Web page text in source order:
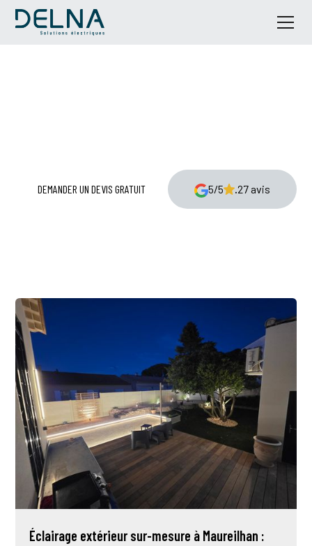
DEMANDER UN DEVIS GRATUIT 5/5 .27 avis
Éclairage extérieur sur-mesure à Maureilhan :